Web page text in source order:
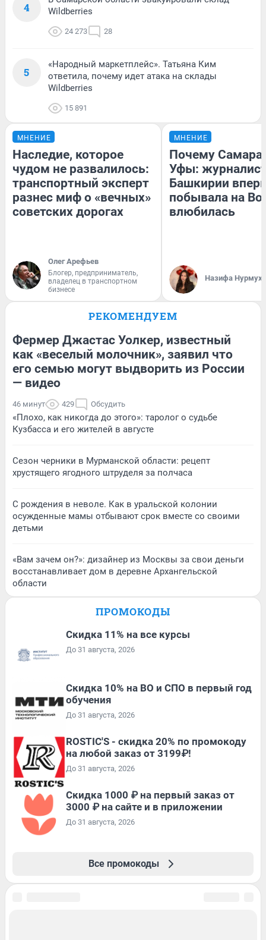
4
Wildberries
24 273 28
5
«Народный маркетплейс». Татьяна Ким
ответила, почему идет атака на склады
Wildberries
15 891
МНЕНИЕ
Наследие, которое
чудом не развалилось:
транспортный эксперт
разнес миф о «вечных»
советских дорогах
Олег Арефьев
Блогер, предприниматель,
владелец в транспортном
бизнесе
МНЕНИЕ
Почему Самара
Уфы:
Башкирии
побывала на
влюбилась
Назифа
РЕКОМЕНДУЕМ
Фермер Джастас Уолкер, известный
как «веселый молочник», заявил что
его семью могут выдворить из России
— видео
46 минут 429 Обсудить
«Плохо, как никогда до этого»: таролог о судьбе
Кузбасса и его жителей в августе
Сезон черники в Мурманской области: рецепт
хрустящего ягодного штруделя за полчаса
С рождения в неволе. Как в уральской колонии
осужденные мамы отбывают срок вместе со своими
детьми
«Вам зачем он?»: дизайнер из Москвы за свои деньги
восстанавливает дом в деревне Архангельской
области
ПРОМОКОДЫ
Скидка 11% на все курсы
До 31 августа, 2026
Скидка 10% на ВО и СПО в первый год
обучения
До 31 августа, 2026
ROSTIC'S - скидка 20% по промокоду
на любой заказ от 3199₽!
До 31 августа, 2026
Скидка 1000 ₽ на первый заказ от
3000 ₽ на сайте и в приложении
До 31 августа, 2026
Все промокоды